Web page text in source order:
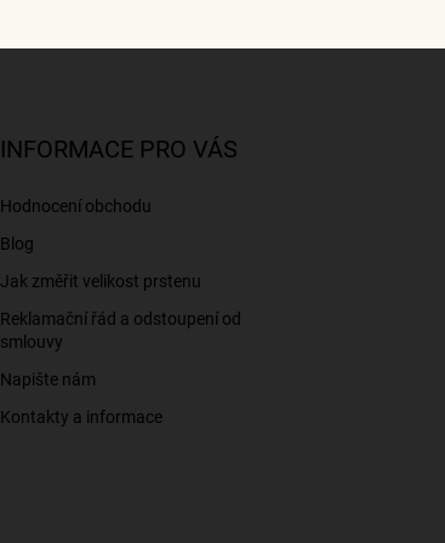
INFORMACE PRO VÁS
Hodnocení obchodu
Blog
Jak změřit velikost prstenu
Reklamační řád a odstoupení od
smlouvy
Napište nám
Kontakty a informace